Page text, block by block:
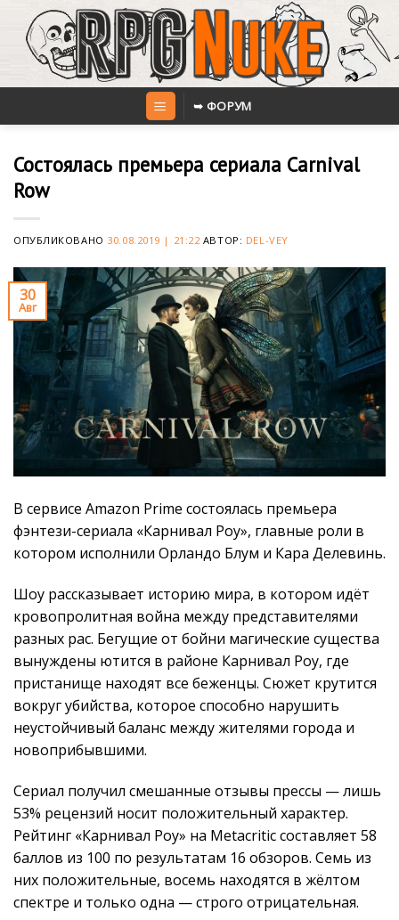
content
➥ ФОРУМ
Состоялась премьера сериала Carnival
Row
ОПУБЛИКОВАНО 30.08.2019 | 21:22АВТОР: DEL-VEY
30
Авг
В сервисе Amazon Prime состоялась премьера
фэнтези-сериала «Карнивал Роу», главные роли в
котором исполнили Орландо Блум и Кара Делевинь.
Шоу рассказывает историю мира, в котором идёт
кровопролитная война между представителями
разных рас. Бегущие от бойни магические существа
вынуждены ютится в районе Карнивал Роу, где
пристанище находят все беженцы. Сюжет крутится
вокруг убийства, которое способно нарушить
неустойчивый баланс между жителями города и
новоприбывшими.
Сериал получил смешанные отзывы прессы — лишь
53% рецензий носит положительный характер.
Рейтинг «Карнивал Роу» на Metacritic составляет 58
баллов из 100 по результатам 16 обзоров. Семь из
них положительные, восемь находятся в жёлтом
спектре и только одна — строго отрицательная.